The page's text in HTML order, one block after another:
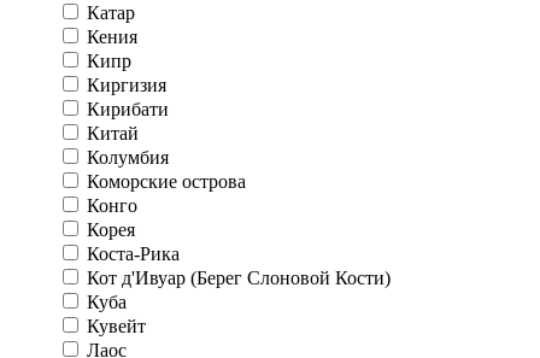
Катар
Кения
Кипр
Киргизия
Кирибати
Китай
Колумбия
Коморские острова
Конго
Корея
Коста-Рика
Кот д'Ивуар (Берег Слоновой Кости)
Куба
Кувейт
Лаос